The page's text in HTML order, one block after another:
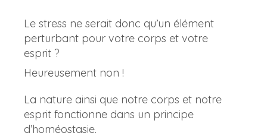
Le stress ne serait donc qu’un élément
perturbant pour votre corps et votre
esprit ?
Heureusement non !
La nature ainsi que notre corps et notre
esprit fonctionne dans un principe
d’homéostasie.